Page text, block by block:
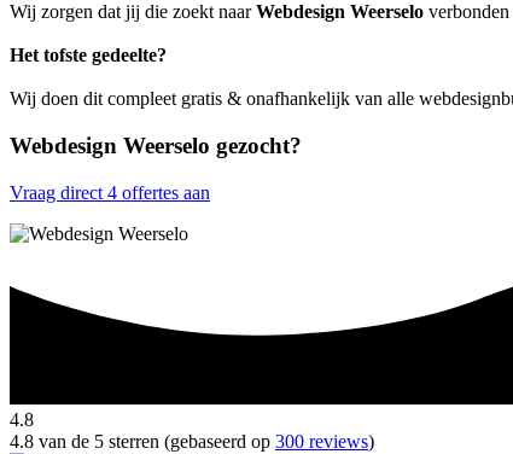
Wij zorgen dat jij die zoekt naarWebdesign Weerselo
Het tofste gedeelte?
Wij doen dit compleet gratis & onafhankelijk van alle
Webdesign Weerselo gezocht?
Vraag direct 4 offertes aan
4.8
4.8 van de 5 sterren (gebaseerd op 300 reviews)